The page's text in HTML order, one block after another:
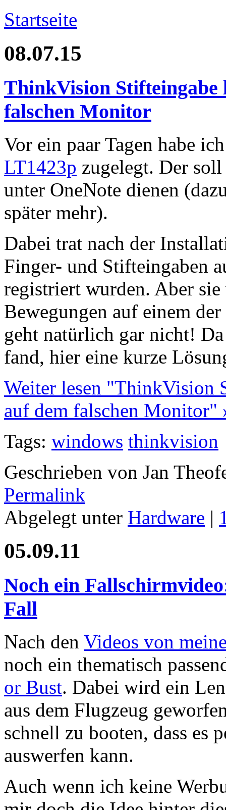
Startseite
08.07.15
ThinkVision Stifteingabe
falschen Monitor
Vor ein paar Tagen habe
LT1423p zugelegt. Der
unter OneNote dienen
später mehr).
Dabei trat nach der
Finger- und Stifteingaben
registriert wurden. Aber
Bewegungen auf einem
geht natürlich gar nicht!
fand, hier eine kurze
Weiter lesen "ThinkVision
auf dem falschen Monitor"
Tags: windows thinkvision
Geschrieben von Jan
Permalink
Abgelegt unter Hardware |
05.09.11
Noch ein
Fall
Nach den Videos von
noch ein thematisch
or Bust. Dabei wird ein
aus dem Flugzeug
schnell zu booten, dass es
auswerfen kann.
Auch wenn ich keine